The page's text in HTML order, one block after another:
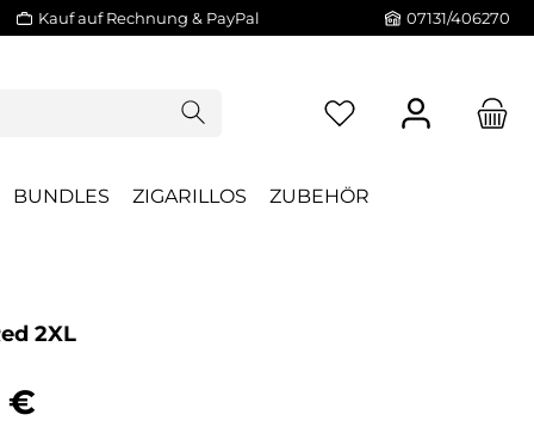
Kauf auf Rechnung & PayPal 07131/406270
BUNDLES ZIGARILLOS ZUBEHÖR
2XL
€